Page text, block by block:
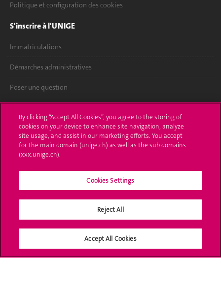
Politique et configuration des cookies
S'inscrire à l'UNIGE
Immatriculations
Démarches administratives
Poser une question
UNIGE Mobile
Médias
Offres d'emploi
Bibliothèque
Médias sociaux UNIGE
By clicking “Accept All Cookies”, you agree to the storing of
cookies on your device to enhance site navigation, analyze
site usage, and assist in our marketing efforts. You accept
for the main domain (unige.ch) as well as the sub domains
(xxx.unige.ch).
Cookies Settings
Reject All
Accept All Cookies